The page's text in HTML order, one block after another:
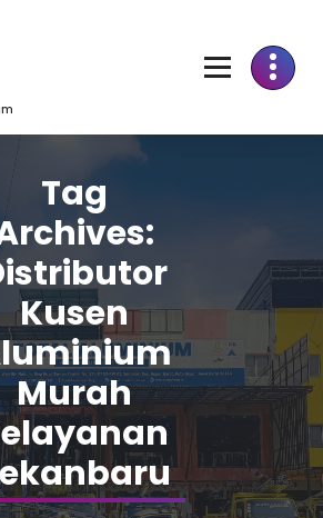
Tag
Kusen
Murah